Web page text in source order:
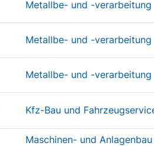
Metallbe- und -verarbeitung
Metallbe- und -verarbeitung
Metallbe- und -verarbeitung
Kfz-Bau und
Maschinen- und Anlagenbau